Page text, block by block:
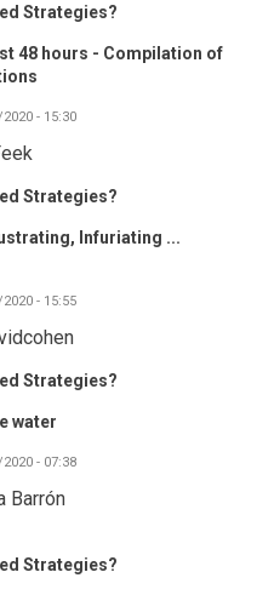
Strategies?
48 hours - Compilation of
- 15:30
Strategies?
Infuriating ...
- 15:55
Strategies?
water
- 07:38
Barrón
Strategies?